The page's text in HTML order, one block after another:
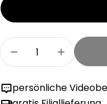
Menge
Menge fürMenge
persönliche